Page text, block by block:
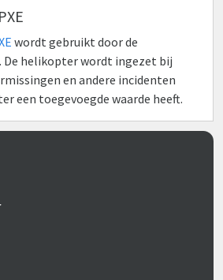
wordt gebruikt door de
De helikopter wordt ingezet bij
en andere incidenten
een toegevoegde waarde heeft.